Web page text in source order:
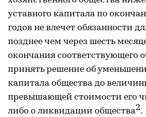
уставного капитала по
годов не влечет обязанности
позднее чем через шесть
окончания соответствующего
принять решение об
капитала общества до
превышающей стоимости его
либо о ликвидации общества2.